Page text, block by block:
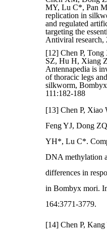
MY, Lu C*, Pan
replication in
and regulated
targeting the
Antiviral research,
[12] Chen P,
SZ, Hu H, Xiang
Antennapedia is
of thoracic legs
silkworm,
111:182-188
[13] Chen P, Xiao
Feng YJ, Dong
YH*, Lu C*.
DNA methylation
differences in
in Bombyx mori.
164:3771-3779.
[14] Chen P,